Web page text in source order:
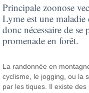
Principale zoonose
Lyme est une
donc nécessaire de
promenade en forêt.
La randonnée en
cyclisme, le jogging, ou la
par les tiques. Il existe